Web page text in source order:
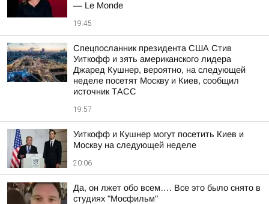
— Le Monde
19:45
Спецпосланник президента США Стив
Уиткофф и зять американского лидера
Джаред Кушнер, вероятно, на следующей
неделе посетят Москву и Киев, сообщил
источник ТАСС
19:57
Уиткофф и Кушнер могут посетить Киев и
Москву на следующей неделе
20:06
Да, он лжет обо всем…. Все это было снято в
студиях "Мосфильм"